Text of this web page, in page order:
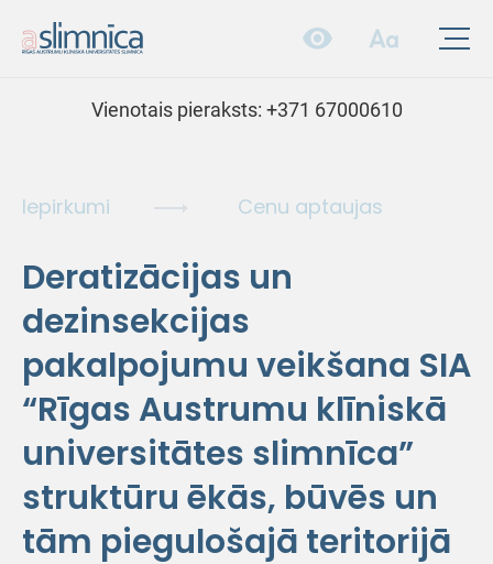
Vienotais pieraksts: +371 67000610
Iepirkumi Cenu aptaujas
Deratizācijas un
dezinsekcijas
pakalpojumu veikšana SIA
“Rīgas Austrumu klīniskā
universitātes slimnīca”
struktūru ēkās, būvēs un
tām piegulošajā teritorijā